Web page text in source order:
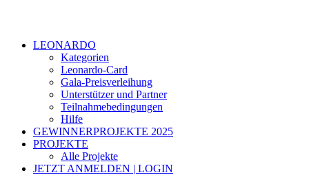
LEONARDO
Kategorien
Leonardo-Card
Gala-Preisverleihung
Unterstützer und Partner
Teilnahmebedingungen
Hilfe
GEWINNERPROJEKTE 2025
PROJEKTE
Alle Projekte
JETZT ANMELDEN | LOGIN